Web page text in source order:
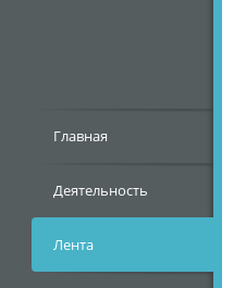
Главная
Деятельность
Лента